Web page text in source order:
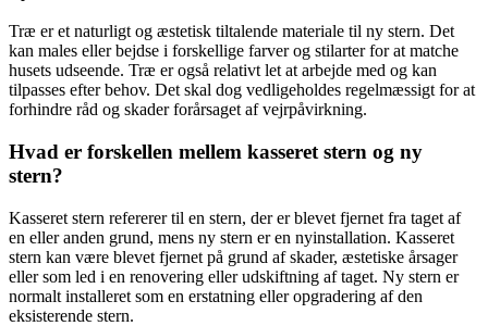
Træ er et naturligt og æstetisk tiltalende materiale til ny stern. Det
kan males eller bejdse i forskellige farver og stilarter for at matche
husets udseende. Træ er også relativt let at arbejde med og kan
tilpasses efter behov. Det skal dog vedligeholdes regelmæssigt for at
forhindre råd og skader forårsaget af vejrpåvirkning.
Hvad er forskellen mellem kasseret stern og ny
stern?
Kasseret stern refererer til en stern, der er blevet fjernet fra taget af
en eller anden grund, mens ny stern er en nyinstallation. Kasseret
stern kan være blevet fjernet på grund af skader, æstetiske årsager
eller som led i en renovering eller udskiftning af taget. Ny stern er
normalt installeret som en erstatning eller opgradering af den
eksisterende stern.